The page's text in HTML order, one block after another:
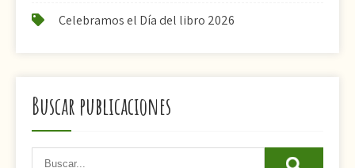
Celebramos el Día del libro 2026
Buscar publicaciones